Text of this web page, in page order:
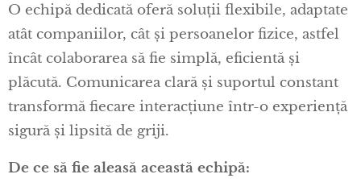
O echipă dedicată oferă soluții flexibile, adaptate
atât companiilor, cât și persoanelor fizice, astfel
încât colaborarea să fie simplă, eficientă și
plăcută. Comunicarea clară și suportul constant
transformă fiecare interacțiune într-o experiență
sigură și lipsită de griji.
De ce să fie aleasă această echipă: